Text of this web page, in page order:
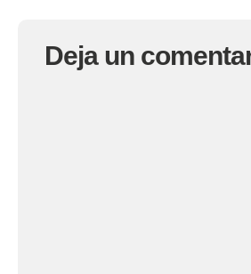
Deja un